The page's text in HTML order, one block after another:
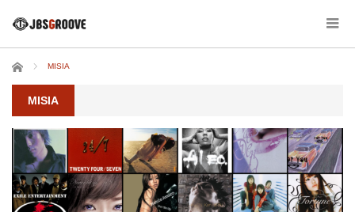
ホーム MISIA
MISIA